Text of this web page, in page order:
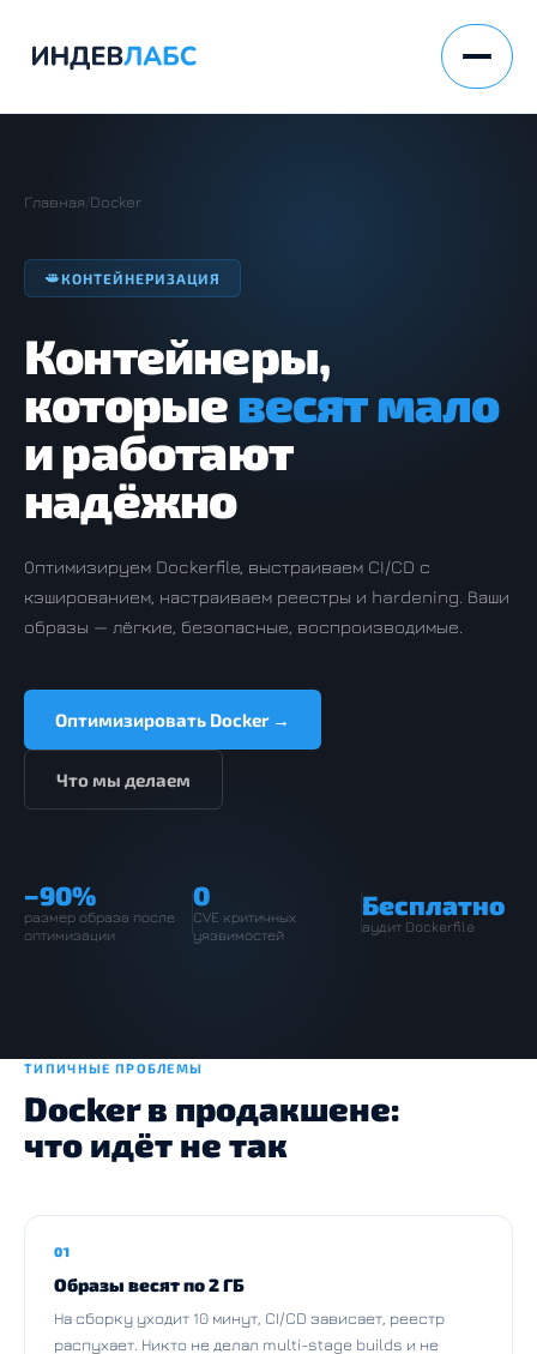
Главная Docker
КОНТЕЙНЕРИЗАЦИЯ
Контейнеры,
которыевесят мало
и работают
надёжно
Оптимизируем Dockerfile, выстраиваем CI/CD с
кэшированием, настраиваем реестры и hardening. Ваши
образы — лёгкие, безопасные, воспроизводимые.
Оптимизировать Docker →
Что мы делаем
−90%
размер образа после
оптимизации
0
CVE критичных
уязвимостей
Бесплатно
аудит Dockerfile
ТИПИЧНЫЕ ПРОБЛЕМЫ
Docker в продакшене:
что идёт не так
01
Образы весят по 2 ГБ
На сборку уходит 10 минут, CI/CD зависает, реестр
распухает. Никто не делал multi-stage builds и не